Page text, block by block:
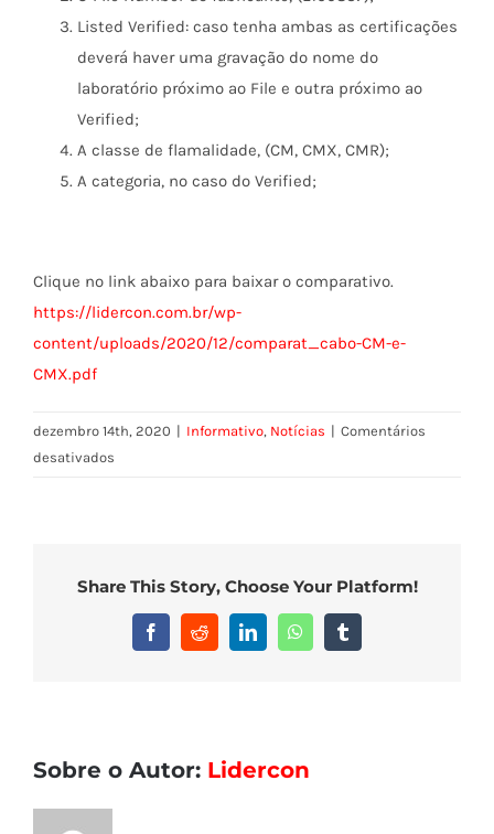
Listed Verified: caso tenha ambas as certificações
deverá haver uma gravação do nome do
laboratório próximo ao File e outra próximo ao
Verified;
A classe de flamalidade, (CM, CMX, CMR);
A categoria, no caso do Verified;
Clique no link abaixo para baixar o comparativo.
https://lidercon.com.br/wp-
content/uploads/2020/12/comparat_cabo-CM-e-
CMX.pdf
dezembro 14th, 2020 | Informativo, Notícias | Comentários
desativados
CMX
Share This Story, Choose Your Platform!
FacebookRedditLinkedInWhatsApp
Sobre o Autor: Lidercon